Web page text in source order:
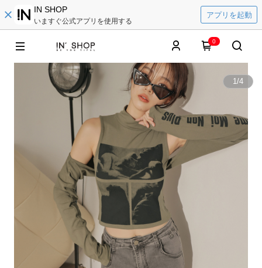
IN SHOP
いますぐ公式アプリを使用する
アプリを起動
0
1/4